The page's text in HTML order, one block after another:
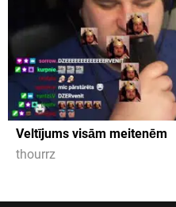
Veltījums visām meitenēm
thourrz